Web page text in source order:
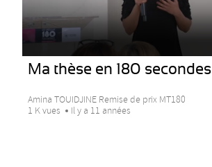
Ma thèse en 180 secondes
Amina TOUIDJINE Remise de prix MT180
1 K vues
Il y a 11 années